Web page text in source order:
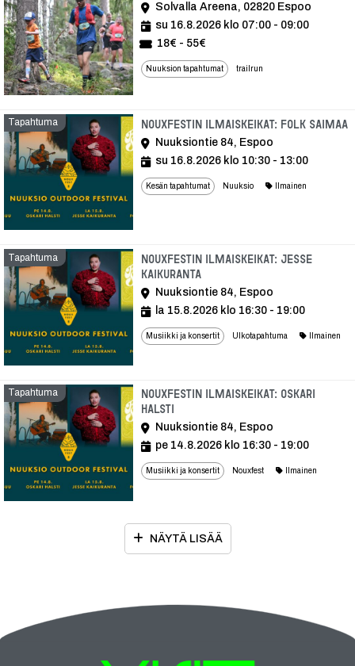
Solvalla Areena, 02820 Espoo
su 16.8.2026 klo 07:00 - 09:00
18€ - 55€
Nuuksion tapahtumat trailrun
Tapahtuma Nouxfestin ilmaiskeikat: Folk Saimaa
Nuuksiontie 84, Espoo
su 16.8.2026 klo 10:30 - 13:00
Kesän tapahtumat Nuuksio Ilmainen
Tapahtuma
Nouxfestin ilmaiskeikat: Jesse
Kaikuranta
Nuuksiontie 84, Espoo
la 15.8.2026 klo 16:30 - 19:00
Musiikki ja konsertit Ulkotapahtuma Ilmainen
Tapahtuma
Nouxfestin ilmaiskeikat: Oskari
Halsti
Nuuksiontie 84, Espoo
pe 14.8.2026 klo 16:30 - 19:00
Musiikki ja konsertit Nouxfest Ilmainen
NÄYTÄ LISÄÄ